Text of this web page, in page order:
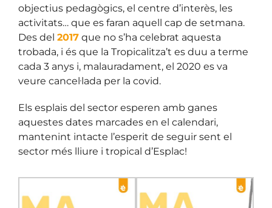
objectius pedagògics, el centre d’interès, les
activitats… que es faran aquell cap de setmana.
Des del 2017que no s’ha celebrat aquesta
trobada, i és que la Tropicalitza’t es duu a terme
cada 3 anys i, malauradament, el 2020 es va
veure cancel·lada per la covid.
Els esplais del sector esperen amb ganes
aquestes dates marcades en el calendari,
mantenint intacte l’esperit de seguir sent el
sector més lliure i tropical d’Esplac!